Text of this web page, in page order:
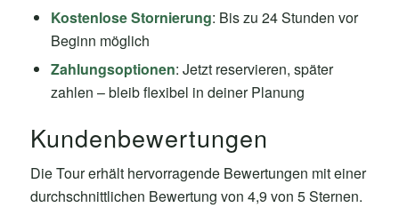
Kostenlose Stornierung: Bis zu 24 Stunden vor
Beginn möglich
Zahlungsoptionen: Jetzt reservieren, später
zahlen – bleib flexibel in deiner Planung
Kundenbewertungen
Die Tour erhält hervorragende Bewertungen mit einer
durchschnittlichen Bewertung von 4,9 von 5 Sternen.